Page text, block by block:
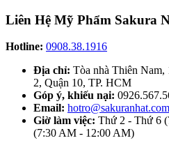
Liên Hệ Mỹ Phẩm Sakura
Hotline: 0908.38.1916
Địa chỉ: Tòa nhà Thiên
2, Quận 10, TP. HCM
Góp ý, khiếu nại:
Email: hotro@sakuranhat.com
Giờ làm việc: Thứ 2 - Thứ 6
(7:30 AM - 12:00 AM)